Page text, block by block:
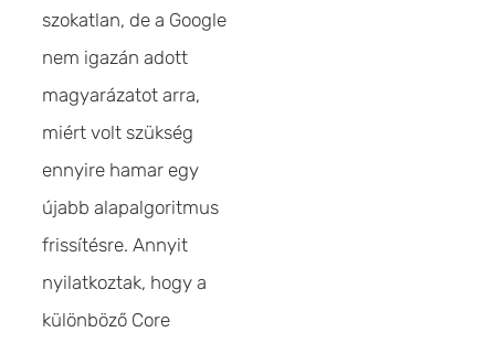
szokatlan, de a Google
nem igazán adott
magyarázatot arra,
miért volt szükség
ennyire hamar egy
újabb alapalgoritmus
frissítésre. Annyit
nyilatkoztak, hogy a
különböző Core